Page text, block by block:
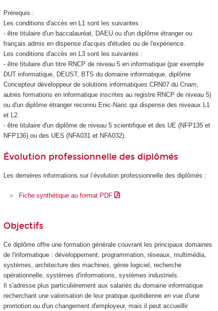
Prérequis :
Les conditions d'accès en L1 sont les suivantes :
- être titulaire d'un baccalauréat, DAEU ou d'un diplôme étranger ou
français admis en dispense d'acquis d'études ou de l'expérience.
Les conditions d'accès en L3 sont les suivantes :
- être titulaire d'un titre RNCP de niveau 5en informatique (par exemple
DUT informatique, DEUST, BTS du domaine informatique, diplôme
Concepteur développeur de solutions informatiques CRN07 du Cnam,
autres formations en informatique inscrites au registre RNCP de niveau 5)
ou d'un diplôme étranger reconnu Enic-Naric qui dispense des niveaux L1
et L2.
- être titulaire d'un diplôme de niveau 5scientifique et des UE (NFP135 et
NFP136) ou des UES (NFA031 et NFA032).
Évolution professionnelle des diplômés
Les dernières informations sur l’évolution professionnelle des diplômés :
Fiche synthétique au format PDF
Objectifs
Ce diplôme offre une formation générale couvrant les principaux domaines
de l'informatique : développement, programmation, réseaux, multimédia,
systèmes, architecture des machines, génie logiciel, recherche
opérationnelle, systèmes d'informations, systèmes industriels.
Il s'adresse plus particulièrement aux salariés du domaine informatique
recherchant une valorisation de leur pratique quotidienne en vue d'une
promotion ou d'un changement d'employeur, mais il peut accueillir